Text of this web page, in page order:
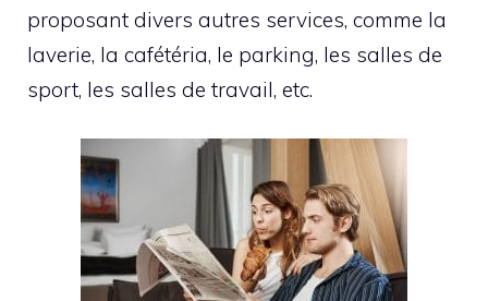
proposant divers autres services, comme la
laverie, la cafétéria, le parking, les salles de
sport, les salles de travail, etc.